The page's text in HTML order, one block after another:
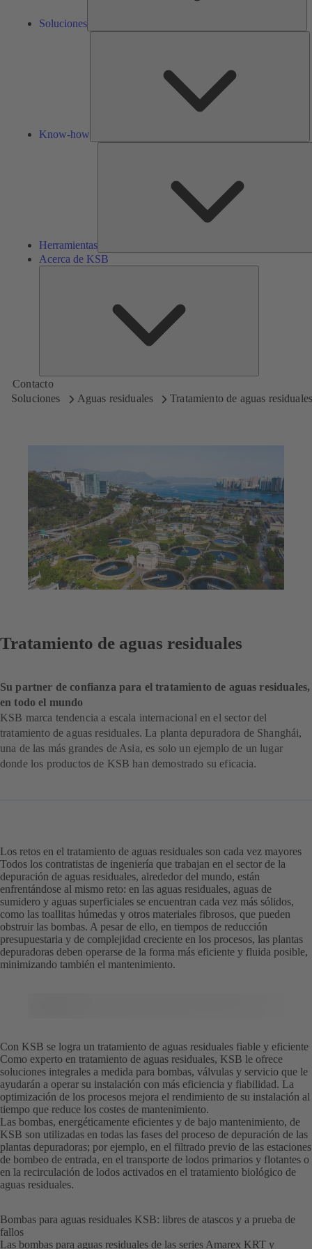
Soluciones
Know-how
Herramientas
Acerca de KSB
Contacto
Soluciones
Aguas residuales Tratamiento de aguas
Tratamiento de aguas residuales
Su partner de confianza para el tratamiento de aguas residuales,
en todo el mundo
KSB marca tendencia a escala internacional en el sector del
tratamiento de aguas residuales. La planta depuradora de Shanghái,
una de las más grandes de Asia, es solo un ejemplo de un lugar
donde los productos de KSB han demostrado su eficacia.
Los retos en el tratamiento de aguas residuales son cada vez mayores
Todos los contratistas de ingeniería que trabajan en el sector de la
depuración de aguas residuales, alrededor del mundo, están
enfrentándose al mismo reto: en las aguas residuales, aguas de
sumidero y aguas superficiales se encuentran cada vez más sólidos,
como las toallitas húmedas y otros materiales fibrosos, que pueden
obstruir las bombas. A pesar de ello, en tiempos de reducción
presupuestaria y de complejidad creciente en los procesos, las plantas
depuradoras deben operarse de la forma más eficiente y fluida posible,
minimizando también el mantenimiento.
Con KSB se logra un tratamiento de aguas residuales fiable y eficiente
Como experto en tratamiento de aguas residuales, KSB le ofrece
soluciones integrales a medida para bombas, válvulas y servicio que le
ayudarán a operar su instalación con más eficiencia y fiabilidad. La
optimización de los procesos mejora el rendimiento de su instalación al
tiempo que reduce los costes de mantenimiento.
Las bombas, energéticamente eficientes y de bajo mantenimiento, de
KSB son utilizadas en todas las fases del proceso de depuración de las
plantas depuradoras; por ejemplo, en el filtrado previo de las estaciones
de bombeo de entrada, en el transporte de lodos primarios y flotantes o
en la recirculación de lodos activados en el tratamiento biológico de
aguas residuales.
Bombas para aguas residuales KSB: libres de atascos y a prueba de
fallos
Las bombas para aguas residuales de las series Amarex KRT y